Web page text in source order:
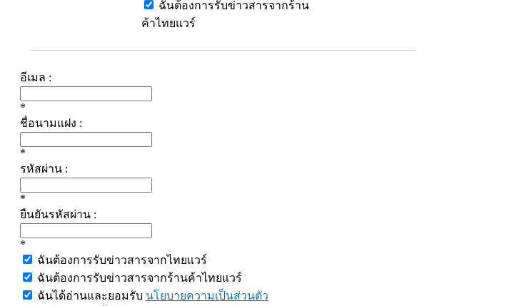
ฉันต้องการรับข่าวสารจากร้าน
ค้าไทยแวร์
อีเมล :
*
ชื่อนามแฝง :
*
รหัสผ่าน :
*
ยืนยันรหัสผ่าน :
*
ฉันต้องการรับข่าวสารจากไทยแวร์
ฉันต้องการรับข่าวสารจากร้านค้าไทยแวร์
ฉันได้อ่านและยอมรับ นโยบายความเป็นส่วนตัว